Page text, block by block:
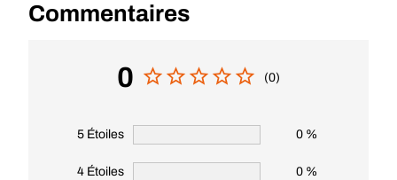
Commentaires
0 (0)
5 Étoiles 0 %
4 Étoiles 0 %